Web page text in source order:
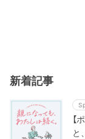
新着記事
【
と